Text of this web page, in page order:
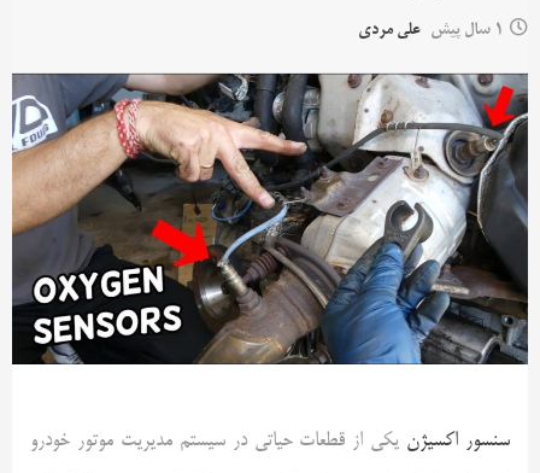
1 سال پیش علی مردی
سنسور اکسیژن یکی از قطعات حیاتی در سیستم مدیریت موتور خودرو